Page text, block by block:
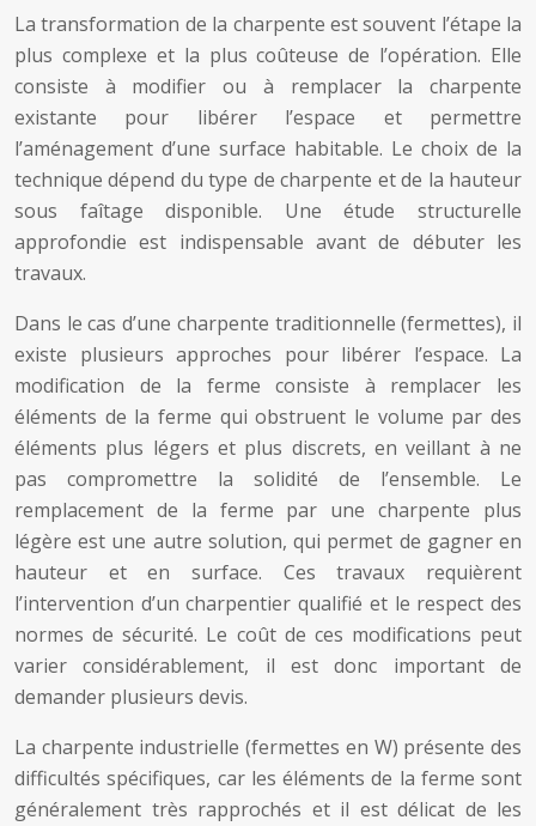
La transformation de la charpente est souvent l’étape la
plus complexe et la plus coûteuse de l’opération. Elle
consiste à modifier ou à remplacer la charpente
existante pour libérer l’espace et permettre
l’aménagement d’une surface habitable. Le choix de la
technique dépend du type de charpente et de la hauteur
sous faîtage disponible. Une étude structurelle
approfondie est indispensable avant de débuter les
travaux.
Dans le cas d’une charpente traditionnelle (fermettes), il
existe plusieurs approches pour libérer l’espace. La
modification de la ferme consiste à remplacer les
éléments de la ferme qui obstruent le volume par des
éléments plus légers et plus discrets, en veillant à ne
pas compromettre la solidité de l’ensemble. Le
remplacement de la ferme par une charpente plus
légère est une autre solution, qui permet de gagner en
hauteur et en surface. Ces travaux requièrent
l’intervention d’un charpentier qualifié et le respect des
normes de sécurité. Le coût de ces modifications peut
varier considérablement, il est donc important de
demander plusieurs devis.
La charpente industrielle (fermettes en W) présente des
difficultés spécifiques, car les éléments de la ferme sont
généralement très rapprochés et il est délicat de les